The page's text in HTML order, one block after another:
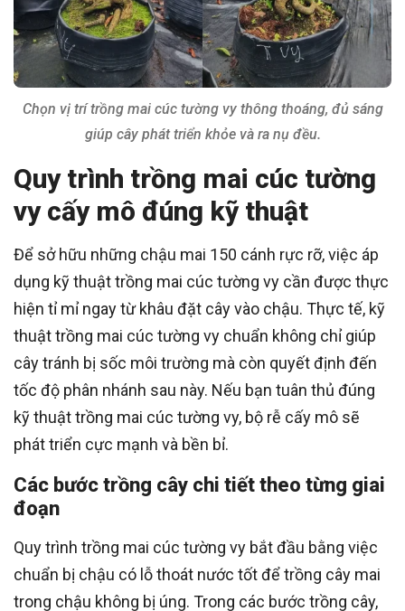
Chọn vị trí trồng mai cúc tường vy thông thoáng, đủ sáng
giúp cây phát triển khỏe và ra nụ đều.
Quy trình trồng mai cúc tường
vy cấy mô đúng kỹ thuật
Để sở hữu những chậu mai 150 cánh rực rỡ, việc áp
dụng kỹ thuật trồng mai cúc tường vy cần được thực
hiện tỉ mỉ ngay từ khâu đặt cây vào chậu. Thực tế, kỹ
thuật trồng mai cúc tường vy chuẩn không chỉ giúp
cây tránh bị sốc môi trường mà còn quyết định đến
tốc độ phân nhánh sau này. Nếu bạn tuân thủ đúng
kỹ thuật trồng mai cúc tường vy, bộ rễ cấy mô sẽ
phát triển cực mạnh và bền bỉ.
Các bước trồng cây chi tiết theo từng giai
đoạn
Quy trình trồng mai cúc tường vy bắt đầu bằng việc
chuẩn bị chậu có lỗ thoát nước tốt để trồng cây mai
trong chậu không bị úng. Trong các bước trồng cây,